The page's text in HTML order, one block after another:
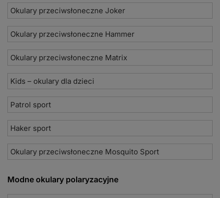
Okulary przeciwsłoneczne Joker
Okulary przeciwsłoneczne Hammer
Okulary przeciwsłoneczne Matrix
Kids – okulary dla dzieci
Patrol sport
Haker sport
Okulary przeciwsłoneczne Mosquito Sport
Modne okulary polaryzacyjne